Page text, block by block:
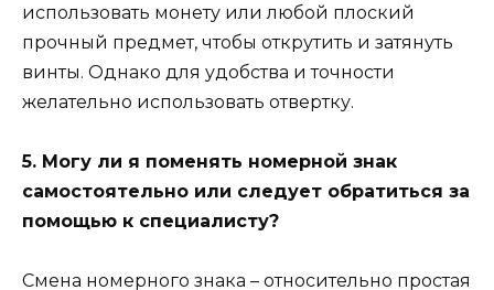
использовать монету или любой плоский
прочный предмет, чтобы открутить и затянуть
винты. Однако для удобства и точности
желательно использовать отвертку.
5. Могу ли я поменять номерной знак
самостоятельно или следует обратиться за
помощью к специалисту?
Смена номерного знака – относительно простая